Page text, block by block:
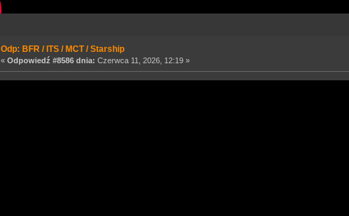
Odp: BFR / ITS / MCT / Starship
« Odpowiedź #8586 dnia: Czerwca 11, 2026, 12:19 »